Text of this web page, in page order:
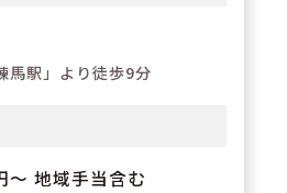
馬駅」より徒歩9分
地域手当含む